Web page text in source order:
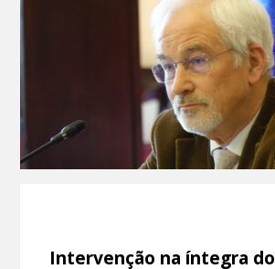
Intervenção na íntegra do